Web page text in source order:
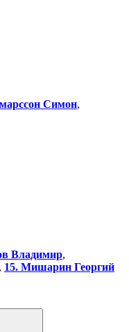
Симон,
Владимир,
, 15. Мишарин Георгий